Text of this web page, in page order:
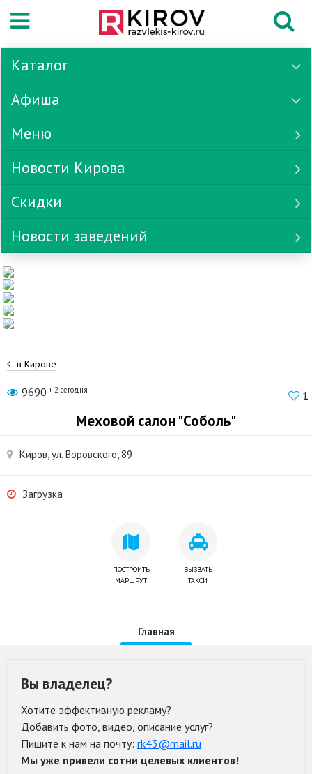
Каталог
Афиша
Меню
Новости Кирова
Скидки
Новости заведений
в Кирове
9690 + 2 сегодня 1
Меховой салон "Соболь"
Киров, ул. Воровского, 89
Загрузка
ПОСТРОИТЬ
МАРШРУТ
ВЫЗВАТЬ
ТАКСИ
Главная
Вы владелец?
Хотите эффективную рекламу?
Добавить фото, видео, описание услуг?
Пишите к нам на почту: rk43@mail.ru
Мы уже привели сотни целевых клиентов!